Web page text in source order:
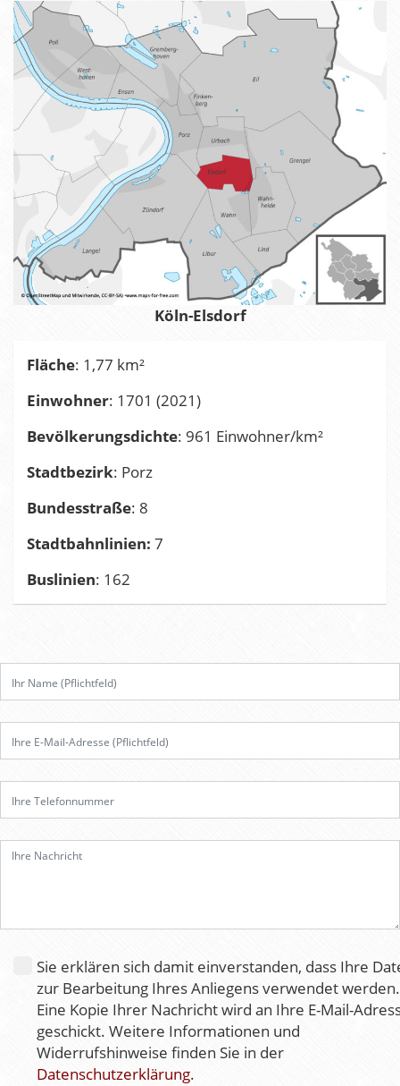
Köln-Elsdorf
Fläche: 1,77 km²
Einwohner: 1701 (2021)
Bevölkerungsdichte: 961 Einwohner/km²
Stadtbezirk: Porz
Bundesstraße: 8
Stadtbahnlinien: 7
Buslinien: 162
B
t
t
l
a
Sie erklären sich damit einverstanden, dass Ihre
zur Bearbeitung Ihres Anliegens verwendet werden.
Eine Kopie Ihrer Nachricht wird an Ihre E-Mail-
geschickt. Weitere Informationen und
Widerrufshinweise finden Sie in der
Datenschutzerklärung.